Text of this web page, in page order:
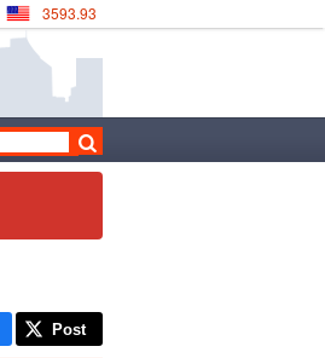
3593.93
4149.01
Post